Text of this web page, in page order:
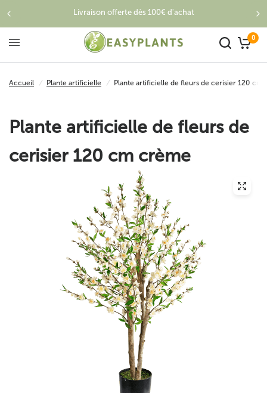
Livraison offerte dès 100€ d'achat
0
Accueil / Plante artificielle / Plante artificielle de fleurs de cerisier 120 cm
Plante artificielle de fleurs de
cerisier 120 cm crème